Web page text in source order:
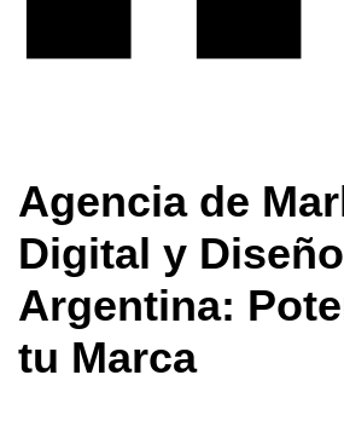
Agencia de
Digital y
Argentina:
tu Marca